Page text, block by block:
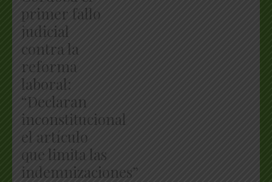
primer fallo
judicial
contra la
reforma
laboral:
“Declaran
inconstitucional
el artículo
que limita las
indemnizaciones”